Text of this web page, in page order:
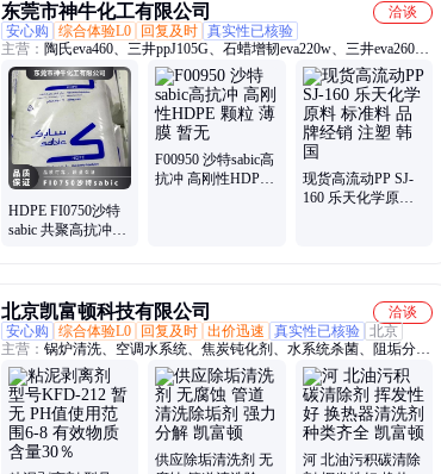
东莞市神牛化工有限公司
洽谈
安心购
综合体验L0 回复及时 真实性已核验
主营： 陶氏eva460、三井ppJ105G、石蜡增韧eva220w、三井eva260、
热熔级eva250、普瑞曼ppj105g
HDPE FI0750沙特
sabic 共聚高抗冲高
F00950 沙特sabic高
抗冲 高刚性HDPE
现货高流动PP SJ-
160 乐天化学原料
北京凯富顿科技有限公司
洽谈
安心购
综合体验L0 回复及时 出价迅速 真实性已核验 北京
主营： 锅炉清洗、空调水系统、焦炭钝化剂、水系统杀菌、阻垢分散
剂、洗涤高温水、粉尘抑制剂、脱硫增效剂、在线清洗剂、氧化除藻
剂、杀菌灭藻剂、水系统管道、无二氧化氯、空调冷凝器、金属表面
油污、清除附着藻类、烟气湿法脱硫、高电导反渗透、通风系统清
洗、空调风机盘管、导热油炉清洗、玻璃鳞片胶泥、烟气脱硫脱硝、
锅炉除垢除锈、填料水垢清洗供应除垢清洗剂 无
河 北油污积碳清除